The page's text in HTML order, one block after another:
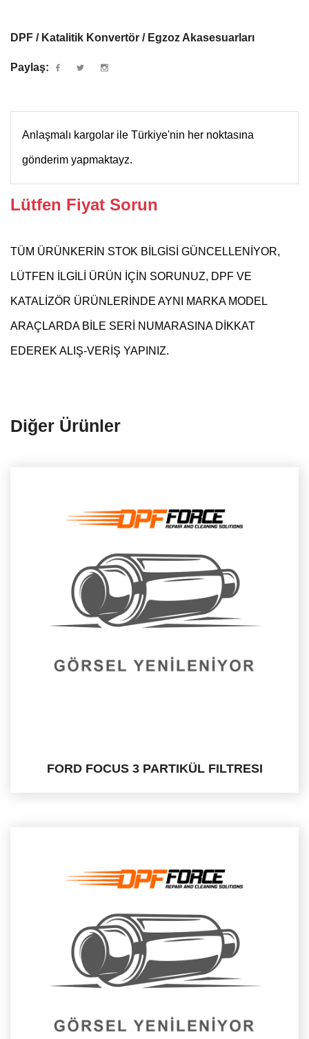
DPF / Katalitik Konvertör / Egzoz Akasesuarları
Paylaş:
Anlaşmalı kargolar ile Türkiye'nin her noktasına
gönderim yapmaktayz.
Lütfen Fiyat Sorun
TÜM ÜRÜNKERİN STOK BİLGİSİ GÜNCELLENİYOR,
LÜTFEN İLGİLİ ÜRÜN İÇİN SORUNUZ, DPF VE
KATALİZÖR ÜRÜNLERİNDE AYNI MARKA MODEL
ARAÇLARDA BİLE SERİ NUMARASINA DİKKAT
EDEREK ALIŞ-VERİŞ YAPINIZ.
Diğer Ürünler
FORD FOCUS 3 PARTIKÜL FILTRESI